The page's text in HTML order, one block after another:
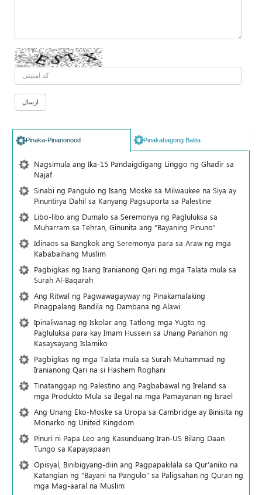
Pinaka-Pinanonood Pinakabagong Balita
Nagsimula ang Ika-15 Pandaigdigang Linggo ng Ghadir sa
Najaf
Sinabi ng Pangulo ng Isang Moske sa Milwaukee na Siya ay
Pinuntirya Dahil sa Kanyang Pagsuporta sa Palestine
Libo-libo ang Dumalo sa Seremonya ng Pagluluksa sa
Muharram sa Tehran, Ginunita ang “Bayaning Pinuno”
Idinaos sa Bangkok ang Seremonya para sa Araw ng mga
Kababaihang Muslim
Pagbigkas ng Isang Iranianong Qari ng mga Talata mula sa
Surah Al-Baqarah
Ang Ritwal ng Pagwawagayway ng Pinakamalaking
Pinagpalang Bandila ng Dambana ng Alawi
Ipinaliwanag ng Iskolar ang Tatlong mga Yugto ng
Pagluluksa para kay Imam Hussein sa Unang Panahon ng
Kasaysayang Islamiko
Pagbigkas ng mga Talata mula sa Surah Muhammad ng
Iranianong Qari na si Hashem Roghani
Tinatanggap ng Palestino ang Pagbabawal ng Ireland sa
mga Produkto Mula sa Ilegal na mga Pamayanan ng Israel
Ang Unang Eko-Moske sa Uropa sa Cambridge ay Binisita ng
Monarko ng United Kingdom
Pinuri ni Papa Leo ang Kasunduang Iran-US Bilang Daan
Tungo sa Kapayapaan
Opisyal, Binibigyang-diin ang Pagpapakilala sa Qur’aniko na
Katangian ng “Bayani na Pangulo” sa Paligsahan ng Quran ng
mga Mag-aaral na Muslim